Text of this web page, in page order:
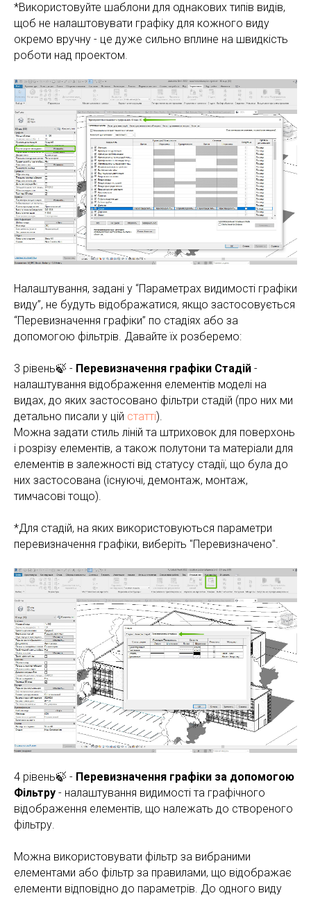
*Використовуйте шаблони для однакових типів видів,
щоб не налаштовувати графіку для кожного виду
окремо вручну - це дуже сильно вплине на швидкість
роботи над проектом.
Налаштування, задані у “Параметрах видимості графіки
виду”, не будуть відображатися, якщо застосовується
“Перевизначення графіки” по стадіях або за
допомогою фільтрів. Давайте їх розберемо:
3 рівень🍃 - Перевизначення графіки Стадій -
налаштування відображення елементів моделі на
видах, до яких застосовано фільтри стадій (про них ми
детально писали у цій статті).
Можна задати стиль ліній та штриховок для поверхонь
і розрізу елементів, а також полутони та матеріали для
елементів в залежності від статусу стадії, що була до
них застосована (існуючі, демонтаж, монтаж,
тимчасові тощо).
*Для стадій, на яких використовуються параметри
перевизначення графіки, виберіть "Перевизначено".
4 рівень🍃 - Перевизначення графіки за допомогою
Фільтру - налаштування видимості та графічного
відображення елементів, що належать до створеного
фільтру.
Можна використовувати фільтр за вибраними
елементами або фільтр за правилами, що відображає
елементи відповідно до параметрів. До одного виду